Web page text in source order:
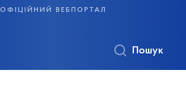
офіційний вебпортал
Пошук